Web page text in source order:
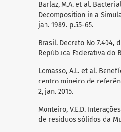
Barlaz, M.A. et al.
Decomposition in a
jan. 1989. p.55-65.
Brasil. Decreto No 7.404,
República Federativa do
Lomasso, A.L. et al.
centro mineiro de
2, jan. 2015.
Monteiro, V.E.D.
de resíduos sólidos da